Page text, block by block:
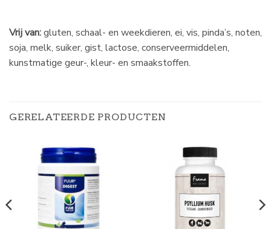
Vrij van:gluten, schaal- en weekdieren, ei, vis, pinda’s, noten,
soja, melk, suiker, gist, lactose, conserveermiddelen,
kunstmatige geur-, kleur- en smaakstoffen.
GERELATEERDE PRODUCTEN